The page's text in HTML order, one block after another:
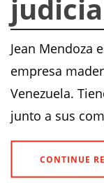
Jean Mendoza
empresa
Venezuela.
junto a sus
CONTINUE